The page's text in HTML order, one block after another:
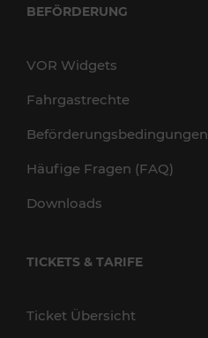
BEFÖRDERUNG
VOR Widgets
Fahrgastrechte
Beförderungsbedingungen
Häufige Fragen (FAQ)
Downloads
TICKETS & TARIFE
Ticket Übersicht